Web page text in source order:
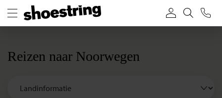
Reizen naar Noorwegen